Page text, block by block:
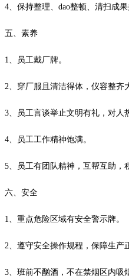
4、保持整理、dao整顿、清扫成果
五、素养
1、员工戴厂牌。
2、穿厂服且清洁得体，仪容整齐
3、员工言谈举止文明有礼，对人
4、员工工作精神饱满。
5、员工有团队精神，互帮互助，
六、安全
1、重点危险区域有安全警示牌。
2、遵守安全操作规程，保障生产
3、班前不酗酒，不在禁烟区内吸